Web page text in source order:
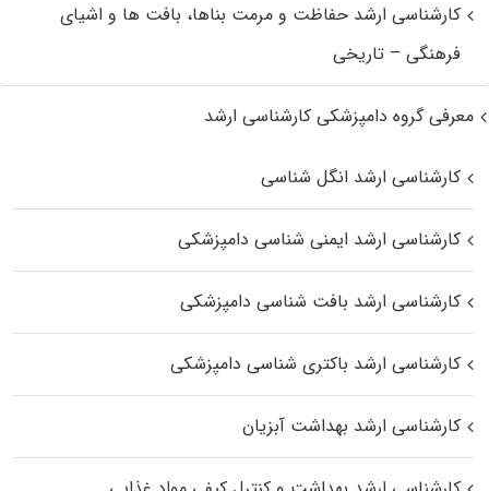
کارشناسی ارشد حفاظت و مرمت بناها، بافت‌ ها و اشیای
فرهنگی – تاریخی
معرفی گروه دامپزشکی کارشناسی ارشد
کارشناسی ارشد انگل شناسی
کارشناسی ارشد ایمنی‌ شناسی دامپزشکی
کارشناسی ارشد بافت‌ شناسی دامپزشکی
کارشناسی ارشد باکتری‌ شناسی دامپزشکی
کارشناسی ارشد بهداشت آبزیان